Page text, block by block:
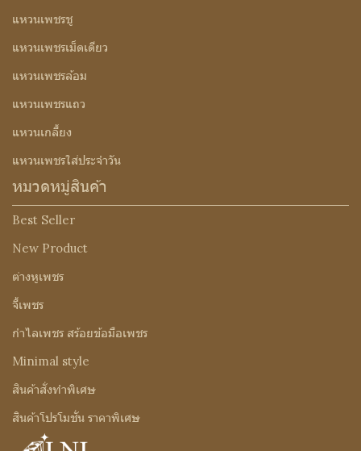
แหวนเพชรชู
แหวนเพชรเม็ดเดียว
แหวนเพชรล้อม
แหวนเพชรแถว
แหวนเกลี้ยง
แหวนเพชรใส่ประจำวัน
หมวดหมู่สินค้า
Best Seller
New Product
ต่างหูเพชร
จี้เพชร
กำไลเพชร สร้อยข้อมือเพชร
Minimal style
สินค้าสั่งทำพิเศษ
สินค้าโปรโมชั่น ราคาพิเศษ